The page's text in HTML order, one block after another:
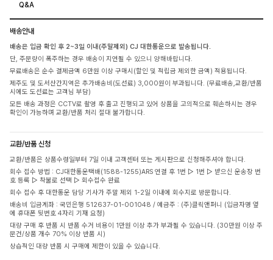
Q&A
배송안내
배송은 입금 확인 후 2~3일 이내(주말제외) CJ 대한통운으로 발송됩니다.
단, 주문량이 폭주하는 경우 배송이 지연될 수 있으니 양해바랍니다.
무료배송은 순수 결제금액 6만원 이상 구매시(할인 및 적립금 제외한 금액) 적용됩니다.
제주도 및 도서산간지역은 추가배송비(도선료) 3,000원이 부과됩니다. (무료배송,교환/반품
시에도 도선료는 고객님 부담)
모든 배송 과정은 CCTV로 촬영 후 출고 진행되고 있어 상품을 고의적으로 훼손하시는 경우
확인이 가능하며 교환/반품 처리 절대 불가합니다.
교환/반품 신청
교환/반품은 상품수령일부터 7일 이내 고객센터 또는 게시판으로 신청해주셔야 합니다.
회수 접수 방법 : CJ대한통운택배(1588-1255)ARS 연결 후 1번 ▷ 1번 ▷ 받으신 운송장 번
호 등록 ▷ 착불로 선택 ▷ 회수접수 완료
회수 접수 후 대한통운 담당 기사가 주말 제외 1-2일 이내에 회수지로 방문합니다.
배송비 입금계좌 : 국민은행 512637-01-001048 / 예금주 : (주)클릭앤퍼니 (입금자명 옆
에 휴대폰 뒷번호 4자리 기재 요청)
대량 구매 후 반품 시 반품 수거 비용이 1만원 이상 추가 부과될 수 있습니다. (30만원 이상 주
문건/상품 개수 70% 이상 반품 시)
상습적인 대량 반품 시 구매에 제한이 있을 수 있습니다.